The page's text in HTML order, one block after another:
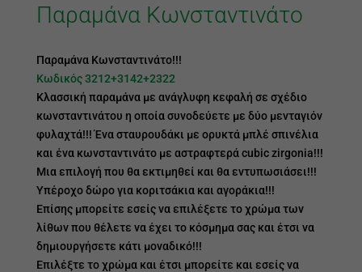
Παραμάνα Κωνσταντινάτο
Παραμάνα Κωνσταντινάτο!!!
Κωδικός 3212+3142+2322
Κλασσική παραμάνα με ανάγλυφη κεφαλή σε σχέδιο
κωνσταντινάτου η οποία συνοδεύετε με δύο μενταγιόν
φυλαχτά!!! Ένα σταυρουδάκι με ορυκτά μπλέ σπινέλια
και ένα κωνσταντινάτο με αστραφτερά cubic zirgonia!!!
Μια επιλογή που θα εκτιμηθεί και θα εντυπωσιάσει!!!
Υπέροχο δώρο για κοριτσάκια και αγοράκια!!!
Επίσης μπορείτε εσείς να επιλέξετε το χρώμα των
λίθων που θέλετε να έχει το κόσμημα σας και έτσι να
δημιουργήσετε κάτι μοναδικό!!!
Επιλέξτε το χρώμα και έτσι μπορείτε και εσείς να